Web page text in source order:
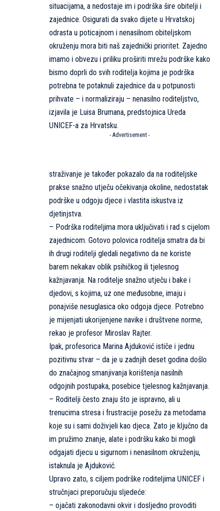
situacijama, a nedostaje im i podrška šire obitelji i
zajednice. Osigurati da svako dijete u Hrvatskoj
odrasta u poticajnom i nenasilnom obiteljskom
okruženju mora biti naš zajednički prioritet. Zajedno
imamo i obvezu i priliku proširiti mrežu podrške kako
bismo doprli do svih roditelja kojima je podrška
potrebna te potaknuli zajednice da u potpunosti
prihvate – i normaliziraju – nenasilno roditeljstvo,
izjavila je Luisa Brumana, predstojnica Ureda
UNICEF-a za Hrvatsku.
- Advertisement -
straživanje je također pokazalo da na roditeljske
prakse snažno utječu očekivanja okoline, nedostatak
podrške u odgoju djece i vlastita iskustva iz
djetinjstva.
– Podrška roditeljima mora uključivati i rad s cijelom
zajednicom. Gotovo polovica roditelja smatra da bi
ih drugi roditelji gledali negativno da ne koriste
barem nekakav oblik psihičkog ili tjelesnog
kažnjavanja. Na roditelje snažno utječu i bake i
djedovi, s kojima, uz one međusobne, imaju i
ponajviše nesuglasica oko odgoja djece. Potrebno
je mijenjati ukorijenjene navike i društvene norme,
rekao je profesor Miroslav Rajter.
Ipak, profesorica Marina Ajduković ističe i jednu
pozitivnu stvar – da je u zadnjih deset godina došlo
do značajnog smanjivanja korištenja nasilnih
odgojnih postupaka, posebice tjelesnog kažnjavanja.
– Roditelji često znaju što je ispravno, ali u
trenucima stresa i frustracije posežu za metodama
koje su i sami doživjeli kao djeca. Zato je ključno da
im pružimo znanje, alate i podršku kako bi mogli
odgajati djecu u sigurnom i nenasilnom okruženju,
istaknula je Ajduković.
Upravo zato, s ciljem podrške roditeljima UNICEF i
stručnjaci preporučuju sljedeće:
– ojačati zakonodavni okvir i dosljedno provoditi